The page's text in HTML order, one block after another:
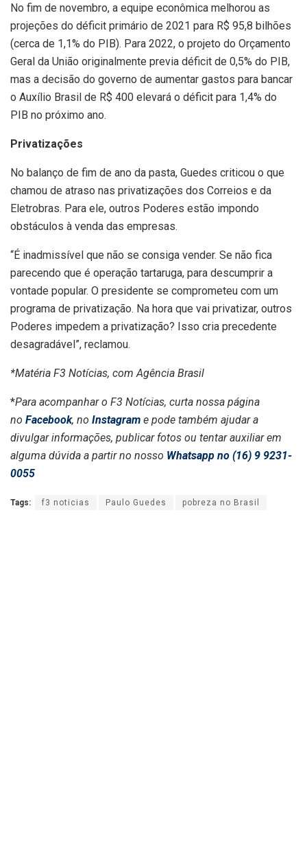
No fim de novembro, a equipe econômica melhorou as
projeções do déficit primário de 2021 para R$ 95,8 bilhões
(cerca de 1,1% do PIB). Para 2022, o projeto do Orçamento
Geral da União originalmente previa déficit de 0,5% do PIB,
mas a decisão do governo de aumentar gastos para bancar
o Auxílio Brasil de R$ 400 elevará o déficit para 1,4% do
PIB no próximo ano.
Privatizações
No balanço de fim de ano da pasta, Guedes criticou o que
chamou de atraso nas privatizações dos Correios e da
Eletrobras. Para ele, outros Poderes estão impondo
obstáculos à venda das empresas.
“É inadmissível que não se consiga vender. Se não fica
parecendo que é operação tartaruga, para descumprir a
vontade popular. O presidente se comprometeu com um
programa de privatização. Na hora que vai privatizar, outros
Poderes impedem a privatização? Isso cria precedente
desagradável”, reclamou.
*Matéria F3 Notícias, com Agência Brasil
*Para acompanhar o F3 Notícias, curta nossa página
no Facebook, no Instagram e pode também ajudar a
divulgar informações, publicar fotos ou tentar auxiliar em
alguma dúvida a partir no nosso Whatsapp no (16) 9 9231-
0055
Tags: f3 noticias Paulo Guedes pobreza no Brasil